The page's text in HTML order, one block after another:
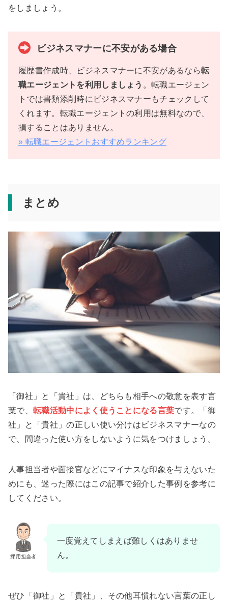
をしましょう。
ビジネスマナーに不安がある場合
履歴書作成時、ビジネスマナーに不安があるなら転
職エージェントを利用しましょう 。転職エージェン
トでは書類添削時にビジネスマナーもチェックして
くれます。転職エージェントの利用は無料なので、
損することはありません。
» 転職エージェントおすすめランキング
まとめ
「御社」と「貴社」は、どちらも相手への敬意を表す言
葉で、 転職活動中によく使うことになる言葉です。「御
社」と「貴社」の正しい使い分けはビジネスマナーなの
で、間違った使い方をしないように気をつけましょう。
人事担当者や面接官などにマイナスな印象を与えないた
めにも、迷った際にはこの記事で紹介した事例を参考に
してください。
採用担当者
一度覚えてしまえば難しくはありませ
ん。
ぜひ「御社」と「貴社」、その他耳慣れない言葉の正し